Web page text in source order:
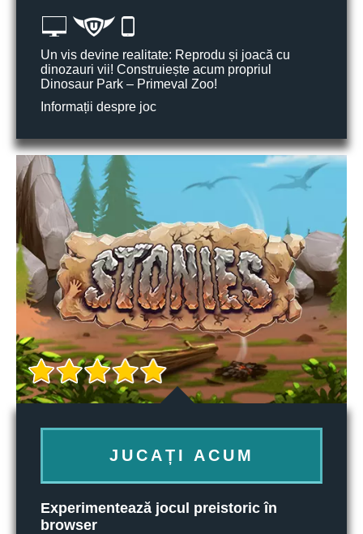
Un vis devine realitate: Reprodu și joacă cu
dinozauri vii! Construiește acum propriul
Dinosaur Park – Primeval Zoo!
Informații despre joc
JUCAȚI ACUM
Experimentează jocul preistoric în
browser